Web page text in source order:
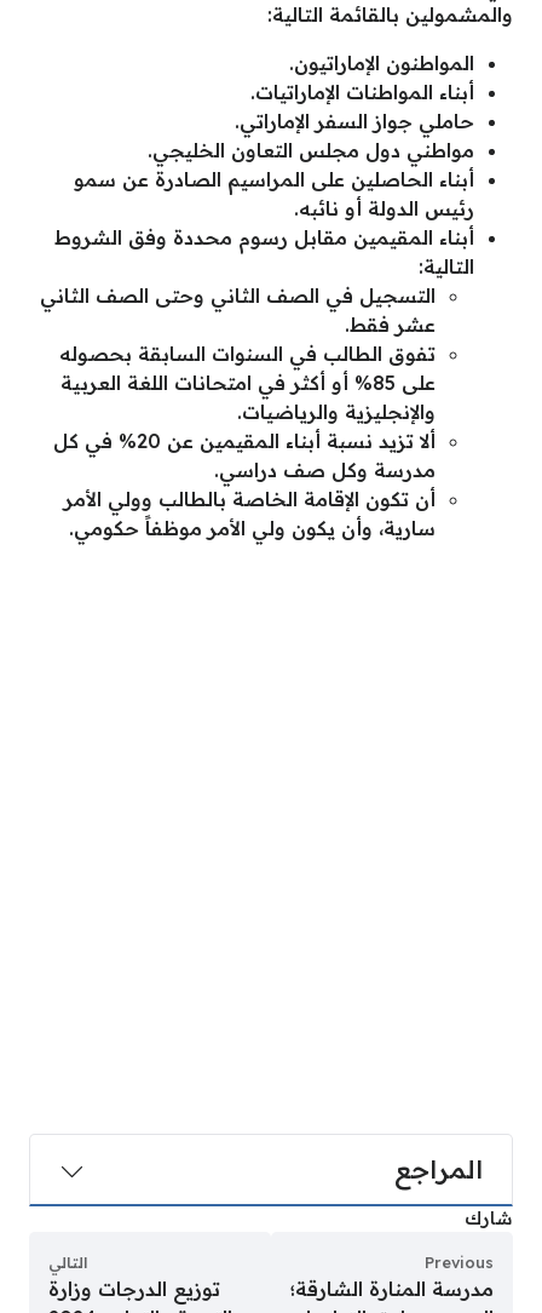
والمشمولين بالقائمة التالية:
المواطنون الإماراتيون.
أبناء المواطنات الإماراتيات.
حاملي جواز السفر الإماراتي.
مواطني دول مجلس التعاون الخليجي.
أبناء الحاصلين على المراسيم الصادرة عن سمو
رئيس الدولة أو نائبه.
أبناء المقيمين مقابل رسوم محددة وفق الشروط
التالية:
التسجيل في الصف الثاني وحتى الصف الثاني
عشر فقط.
تفوق الطالب في السنوات السابقة بحصوله
على 85% أو أكثر في امتحانات اللغة العربية
والإنجليزية والرياضيات.
ألا تزيد نسبة أبناء المقيمين عن 20% في كل
مدرسة وكل صف دراسي.
أن تكون الإقامة الخاصة بالطالب وولي الأمر
سارية، وأن يكون ولي الأمر موظفاً حكومي.
المراجع
شارك
Previous
مدرسة المنارة الشارقة؛
التالي
توزيع الدرجات وزارة